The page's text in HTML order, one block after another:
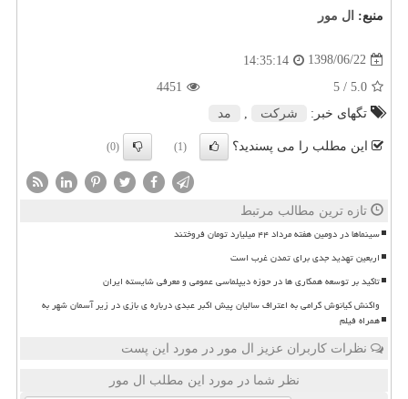
منبع: ال مور
1398/06/22
14:35:14
5.0
/ 5
4451
تگهای خبر:
شركت مد
این مطلب را می پسندید؟ (1)
(0)
تازه ترین مطالب مرتبط
سینماها در دومین هفته مرداد ۴۴ میلیارد تومان فروختند
اربعین تهدید جدی برای تمدن غرب است
تاکید بر توسعه همکاری ها در حوزه دیپلماسی عمومی و معرفی شایسته ایران
واکنش کیانوش گرامی به اعتراف سالیان پیش اکبر عبدی درباره ی بازی در زیر آسمان شهر به
همراه فیلم
نظرات کاربران عزیز ال مور در مورد این پست
نظر شما در مورد این مطلب ال مور